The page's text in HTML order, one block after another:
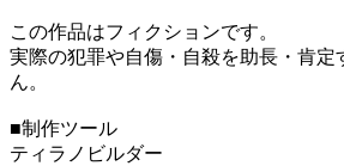
この作品はフィクションです。
実際の犯罪や自傷・自殺を助長・肯定
ん。
■制作ツール
ティラノビルダー